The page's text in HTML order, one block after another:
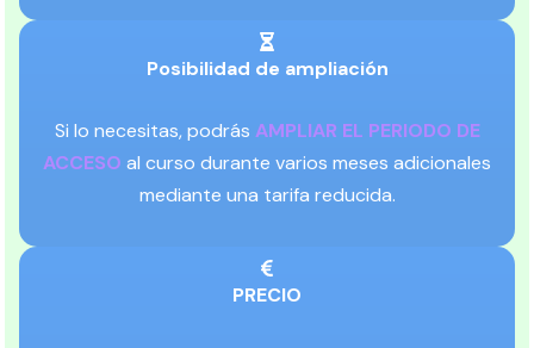
Posibilidad de ampliación
Si lo necesitas, podrás AMPLIAR EL PERIODO DE
ACCESO al curso durante varios meses adicionales
mediante una tarifa reducida.
PRECIO